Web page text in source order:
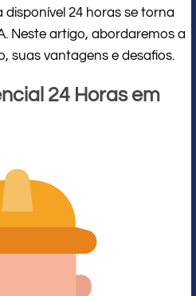
disponível 24 horas se torna
Neste artigo, abordaremos a
suas vantagens e desafios.
24 Horas em